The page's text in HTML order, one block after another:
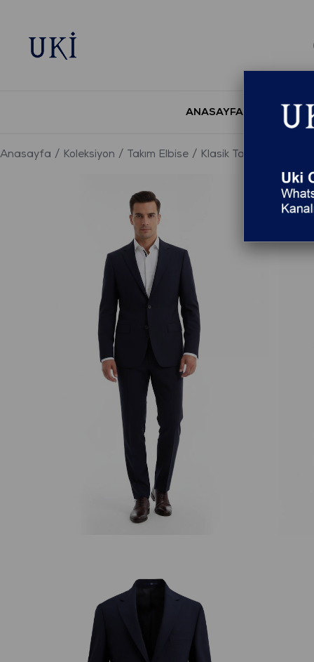
ANASAYFA YENİ
Anasayfa Koleksiyon Takım Elbise Klasik Takım Elbise